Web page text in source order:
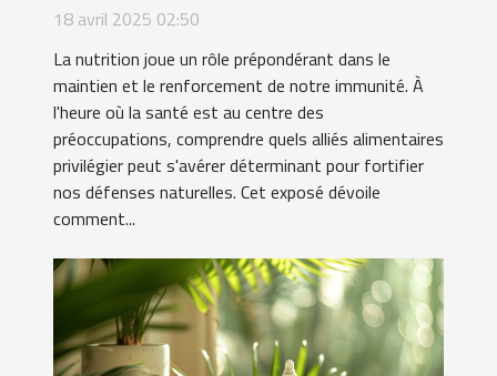
pour renforcer vos défenses
naturelles
18 avril 2025 02:50
La nutrition joue un rôle prépondérant dans le
maintien et le renforcement de notre immunité. À
l'heure où la santé est au centre des
préoccupations, comprendre quels alliés alimentaires
privilégier peut s'avérer déterminant pour fortifier
nos défenses naturelles. Cet exposé dévoile
comment...